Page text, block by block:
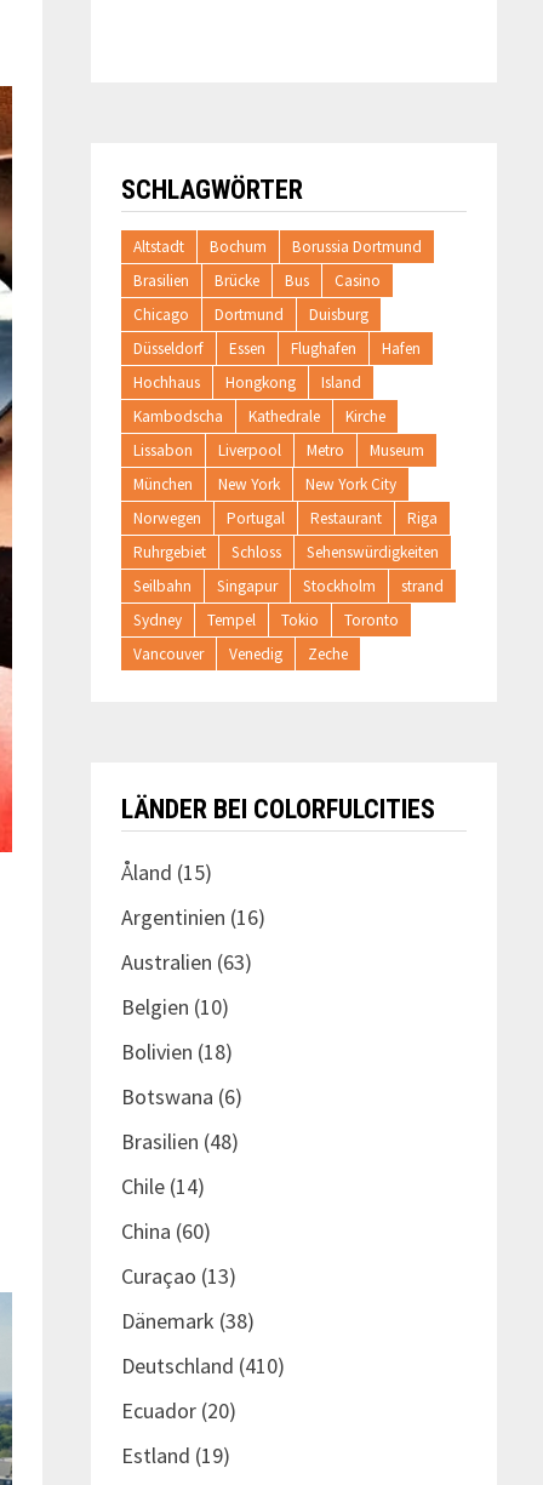
SCHLAGWÖRTER
Altstadt Bochum
Borussia Dortmund
Brasilien
Brücke Bus
Casino
Chicago
Dortmund
Duisburg
Düsseldorf
Essen Flughafen
Hafen
Hochhaus
Hongkong
Island
Kambodscha
Kathedrale
Kirche
Lissabon
Liverpool Metro
Museum
München
New York
New York City
Norwegen
Portugal Restaurant
Riga
Ruhrgebiet
Schloss
Sehenswürdigkeiten
Seilbahn
Singapur Stockholm
strand
Sydney
Tempel Tokio
Toronto
Vancouver
Venedig Zeche
LÄNDER BEI COLORFULCITIES
Åland (15)
Argentinien (16)
Australien (63)
Belgien (10)
Bolivien (18)
Botswana (6)
Brasilien (48)
Chile(14)
China (60)
Curaçao (13)
Dänemark (38)
Deutschland (410)
Ecuador(20)
Estland (19)